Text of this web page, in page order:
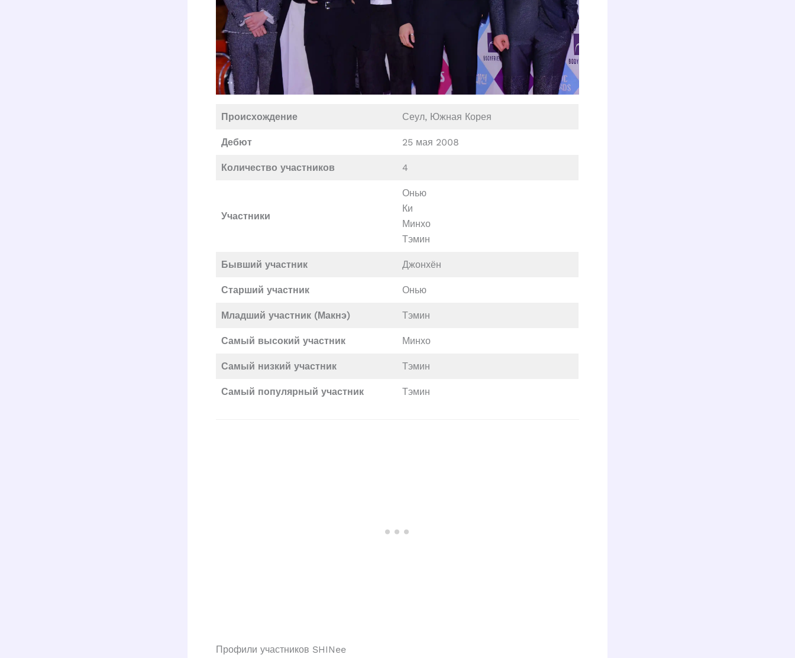
Происхождение Сеул, Южная Корея
Дебют 25 мая 2008
Количество участников 4
Участники
Онью
Ки
Минхо
Тэмин
Бывший участник Джонхён
Старший участник Онью
Младший участник (Макнэ) Тэмин
Самый высокий участник Минхо
Самый низкий участник Тэмин
Самый популярный участник Тэмин
Профили участников SHINee